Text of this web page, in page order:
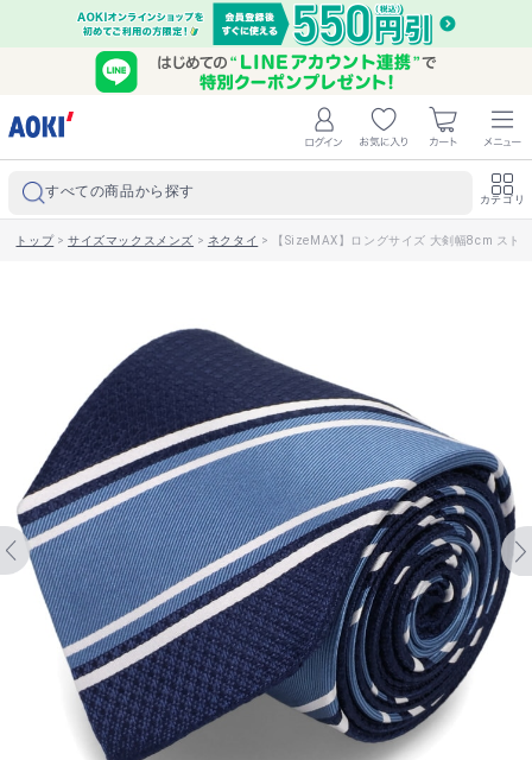
すべての商品から探す カテゴリ
トップ>サイズマックスメンズ > ネクタイ > 【SizeMAX】ロングサイズ 大剣幅8cm スト